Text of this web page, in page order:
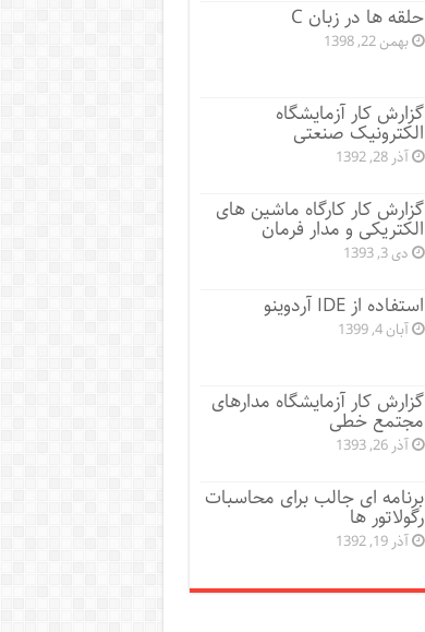
حلقه ها در زبان C
بهمن 22, 1398
گزارش کار آزمایشگاه
الکترونیک صنعتی
آذر 28, 1392
گزارش کار کارگاه ماشین های
الکتریکی و مدار فرمان
دی 3, 1393
استفاده از IDE آردوینو
آبان 4, 1399
گزارش کار آزمایشگاه مدارهای
مجتمع خطی
آذر 26, 1393
برنامه ای جالب برای محاسبات
رگولاتور ها
آذر 19, 1392